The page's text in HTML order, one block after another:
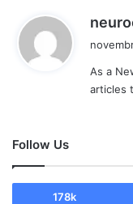
As a
articles
Follow Us
178k